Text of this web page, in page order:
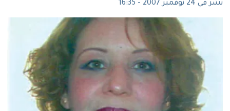
نشر في 24 نوفمبر 2007 - 16:35